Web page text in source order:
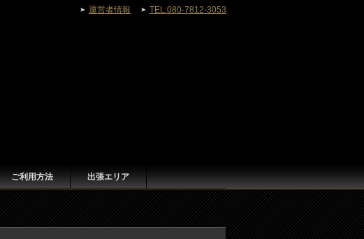
ご利用方法 出張エリア
運営者情報 TEL:080-7812-3053